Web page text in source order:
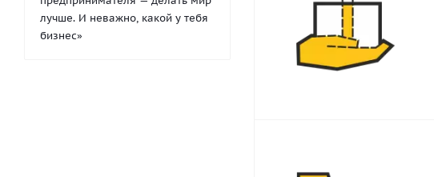
лучше. И неважно, какой у тебя
бизнес»